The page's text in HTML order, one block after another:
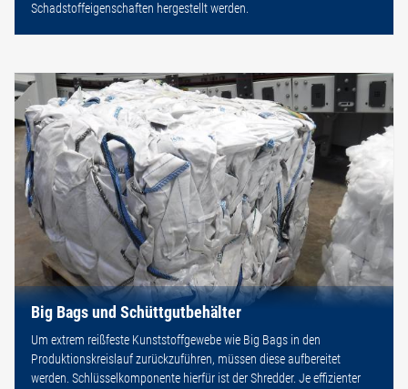
Schadstoffeigenschaften hergestellt werden.
Big Bags und Schüttgutbehälter
Um extrem reißfeste Kunststoffgewebe wie Big Bags in den
Produktionskreislauf zurückzuführen, müssen diese aufbereitet
werden. Schlüsselkomponente hierfür ist der Shredder. Je effizienter